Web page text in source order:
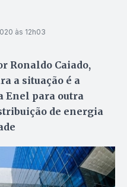
às 12h03
Ronaldo Caiado,
a situação é a
Enel para outra
de energia